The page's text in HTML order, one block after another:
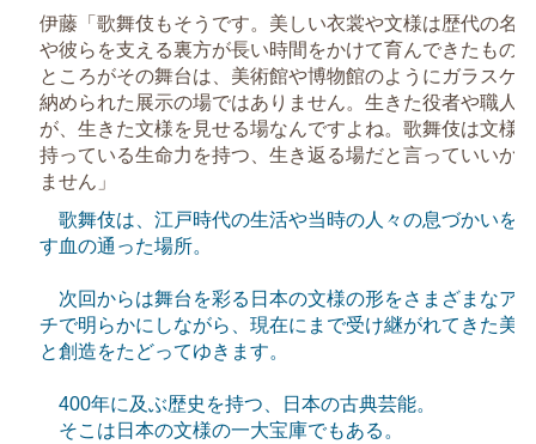
伊藤「歌舞伎もそうです。美しい衣裳や文様は歴代の名
や彼らを支える裏方が長い時間をかけて育んできたもの
ところがその舞台は、美術館や博物館のようにガラスケ
納められた展示の場ではありません。生きた役者や職人
が、生きた文様を見せる場なんですよね。歌舞伎は文様
持っている生命力を持つ、生き返る場だと言っていいか
ません」
歌舞伎は、江戸時代の生活や当時の人々の息づかいを
す血の通った場所。
次回からは舞台を彩る日本の文様の形をさまざまなア
チで明らかにしながら、現在にまで受け継がれてきた美
と創造をたどってゆきます。
400年に及ぶ歴史を持つ、日本の古典芸能。
そこは日本の文様の一大宝庫でもある。